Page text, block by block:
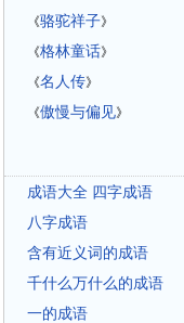
《骆驼祥子》
《格林童话》
《名人传》
《傲慢与偏见》
成语大全 四字成语
八字成语
含有近义词的成语
千什么万什么的成语
一的成语